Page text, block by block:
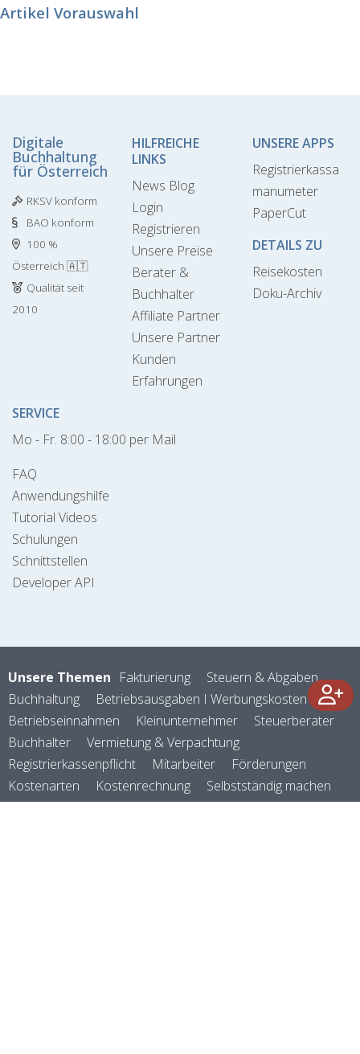
Artikel Vorauswahl
Digitale
Buchhaltung
für Österreich
RKSV konform
BAO konform
100 %
Österreich 🇦🇹
Qualität seit
2010
HILFREICHE
LINKS
News Blog
Login
Registrieren
Unsere Preise
Berater &
Buchhalter
Affiliate Partner
Unsere Partner
Kunden
Erfahrungen
UNSERE APPS
Registrierkassa
manumeter
PaperCut
DETAILS ZU
Reisekosten
Doku-Archiv
SERVICE
Mo - Fr. 8:00 - 18:00 per Mail
FAQ
Anwendungshilfe
Tutorial Videos
Schulungen
Schnittstellen
Developer API
Unsere Themen Fakturierung
Steuern & Abgaben
Buchhaltung
Betriebsausgaben I Werbungskosten
Betriebseinnahmen
Kleinunternehmer
Steuerberater
Buchhalter
Vermietung & Verpachtung
Registrierkassenpflicht
Mitarbeiter
Förderungen
Kostenarten
Kostenrechnung
Selbstständig machen
Rechtsformen
Versicherungen
Abschreibungen